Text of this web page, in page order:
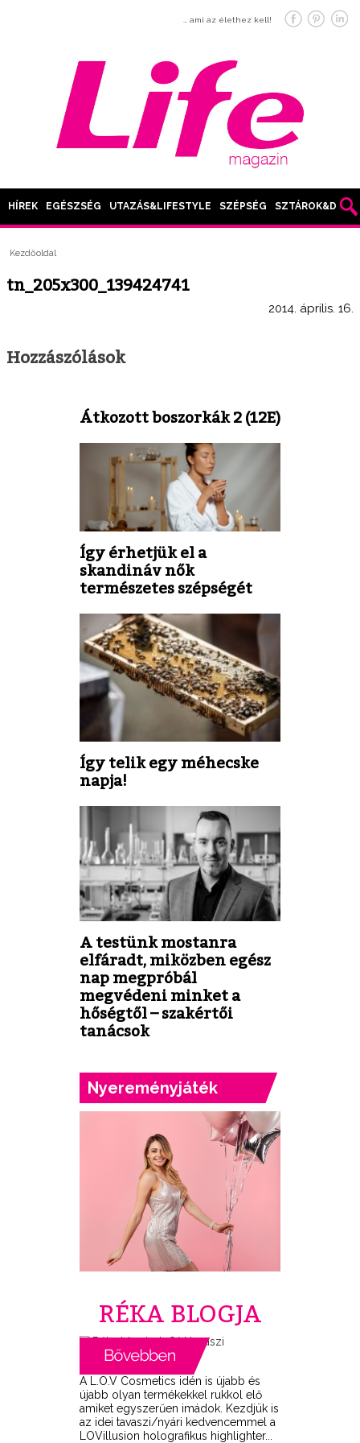
… ami az élethez kell!
HÍREK EGÉSZSÉG UTAZÁS&LIFESTYLE SZÉPSÉG SZTÁROK&DIVAT
Kezdőoldal
tn_205x300_139424741
2014. április. 16.
Hozzászólások
Átkozott boszorkák 2 (12E)
Így érhetjük el a
skandináv nők
természetes szépségét
Így telik egy méhecske
napja!
A testünk mostanra
elfáradt, miközben egész
nap megpróbál
megvédeni minket a
hőségtől – szakértői
tanácsok
Nyereményjáték
RÉKA BLOGJA
A L.O.V Cosmetics idén is újabb és
újabb olyan termékekkel rukkol elő
amiket egyszerűen imádok. Kezdjük is
az idei tavaszi/nyári kedvencemmel a
LOVillusion holografikus highlighter...